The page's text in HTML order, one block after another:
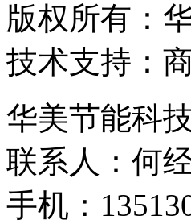
版权所有：
技术支持：
华美节能科
联系人：何
手机：